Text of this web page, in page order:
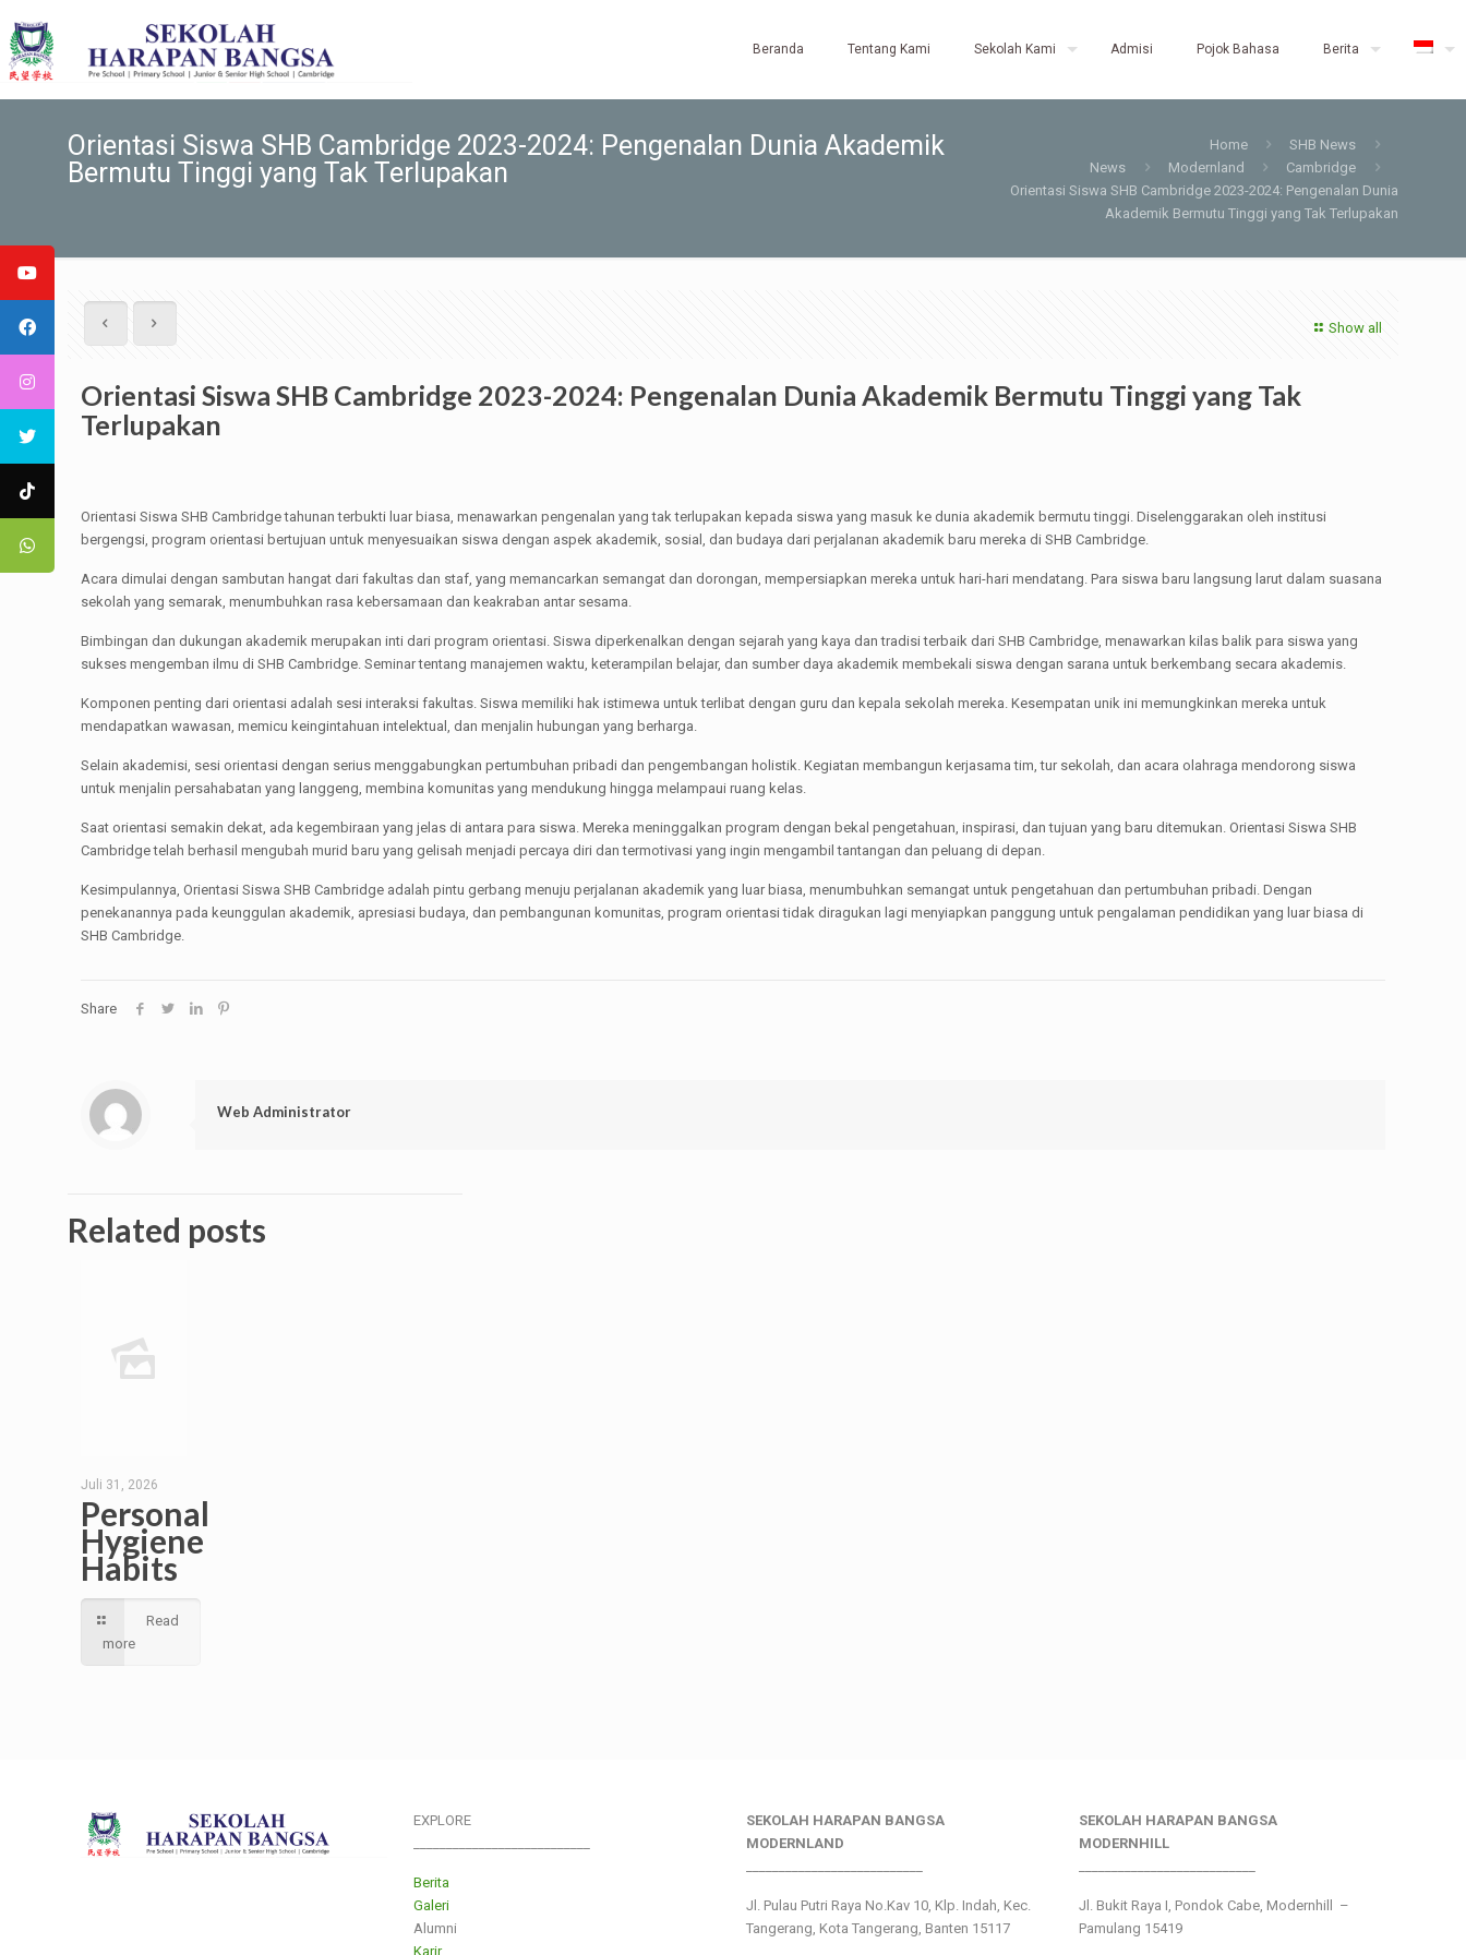
Beranda Tentang Kami Sekolah Kami Admisi Pojok Bahasa Berita
Orientasi Siswa SHB Cambridge 2023-2024: Pengenalan Dunia Akademik
Bermutu Tinggi yang Tak Terlupakan
Home
SHB News
News
Modernland
Cambridge
Orientasi Siswa SHB Cambridge 2023-2024: Pengenalan Dunia
Akademik Bermutu Tinggi yang Tak Terlupakan
Show all
Orientasi Siswa SHB Cambridge 2023-2024: Pengenalan Dunia Akademik Bermutu Tinggi yang Tak
Terlupakan
Orientasi Siswa SHB Cambridge tahunan terbukti luar biasa, menawarkan pengenalan yang tak terlupakan kepada siswa yang masuk ke dunia akademik bermutu tinggi. Diselenggarakan oleh institusi
bergengsi, program orientasi bertujuan untuk menyesuaikan siswa dengan aspek akademik, sosial, dan budaya dari perjalanan akademik baru mereka di SHB Cambridge.
Acara dimulai dengan sambutan hangat dari fakultas dan staf, yang memancarkan semangat dan dorongan, mempersiapkan mereka untuk hari-hari mendatang. Para siswa baru langsung larut dalam suasana
sekolah yang semarak, menumbuhkan rasa kebersamaan dan keakraban antar sesama.
Bimbingan dan dukungan akademik merupakan inti dari program orientasi. Siswa diperkenalkan dengan sejarah yang kaya dan tradisi terbaik dari SHB Cambridge, menawarkan kilas balik para siswa yang
sukses mengemban ilmu di SHB Cambridge. Seminar tentang manajemen waktu, keterampilan belajar, dan sumber daya akademik membekali siswa dengan sarana untuk berkembang secara akademis.
Komponen penting dari orientasi adalah sesi interaksi fakultas. Siswa memiliki hak istimewa untuk terlibat dengan guru dan kepala sekolah mereka. Kesempatan unik ini memungkinkan mereka untuk
mendapatkan wawasan, memicu keingintahuan intelektual, dan menjalin hubungan yang berharga.
Selain akademisi, sesi orientasi dengan serius menggabungkan pertumbuhan pribadi dan pengembangan holistik. Kegiatan membangun kerjasama tim, tur sekolah, dan acara olahraga mendorong siswa
untuk menjalin persahabatan yang langgeng, membina komunitas yang mendukung hingga melampaui ruang kelas.
Saat orientasi semakin dekat, ada kegembiraan yang jelas di antara para siswa. Mereka meninggalkan program dengan bekal pengetahuan, inspirasi, dan tujuan yang baru ditemukan. Orientasi Siswa SHB
Cambridge telah berhasil mengubah murid baru yang gelisah menjadi percaya diri dan termotivasi yang ingin mengambil tantangan dan peluang di depan.
Kesimpulannya, Orientasi Siswa SHB Cambridge adalah pintu gerbang menuju perjalanan akademik yang luar biasa, menumbuhkan semangat untuk pengetahuan dan pertumbuhan pribadi. Dengan
penekanannya pada keunggulan akademik, apresiasi budaya, dan pembangunan komunitas, program orientasi tidak diragukan lagi menyiapkan panggung untuk pengalaman pendidikan yang luar biasa di
SHB Cambridge.
Share
Web Administrator
Related posts
Juli 31, 2026
Personal
Hygiene
Habits
Read
more
EXPLORE
Berita
Galeri
Alumni
Karir
SEKOLAH HARAPAN BANGSA
MODERNLAND
Jl. Pulau Putri Raya No.Kav 10, Klp. Indah, Kec.
Tangerang, Kota Tangerang, Banten 15117
SEKOLAH HARAPAN BANGSA
MODERNHILL
Jl. Bukit Raya I, Pondok Cabe, Modernhill –
Pamulang 15419